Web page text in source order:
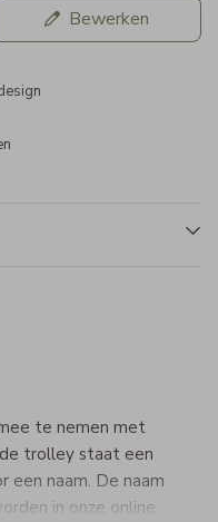
Bewerken
te nemen met
trolley staat een
een naam. De naam
in onze online